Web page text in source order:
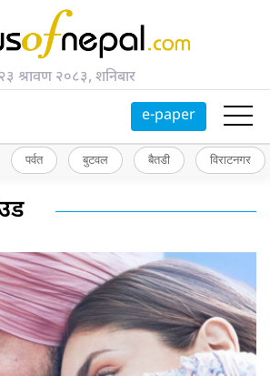
२३ श्रावण २०८३, शनिबार
e-paper
पर्वत बुटवल बैतडी विराटनगर